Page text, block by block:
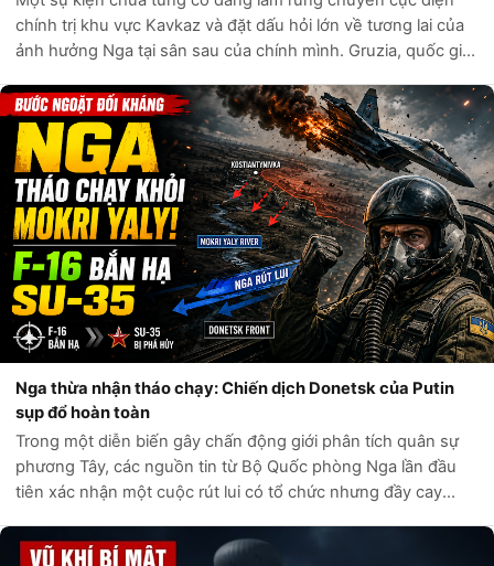
chính trị khu vực Kavkaz và đặt dấu hỏi lớn về tương lai của
ảnh hưởng Nga tại sân sau của chính mình. Gruzia, quốc gia
bàn cờ địa chín...
Nga thừa nhận tháo chạy: Chiến dịch Donetsk của Putin
sụp đổ hoàn toàn
Trong một diễn biến gây chấn động giới phân tích quân sự
phương Tây, các nguồn tin từ Bộ Quốc phòng Nga lần đầu
tiên xác nhận một cuộc rút lui có tổ chức nhưng đầy cay
bị rò rỉ từ nội bộ Điện...